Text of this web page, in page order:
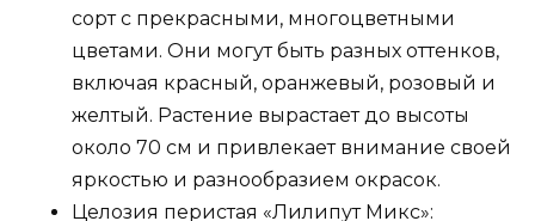
сорт с прекрасными, многоцветными
цветами. Они могут быть разных оттенков,
включая красный, оранжевый, розовый и
желтый. Растение вырастает до высоты
около 70 см и привлекает внимание своей
яркостью и разнообразием окрасок.
Целозия перистая «Лилипут Микс»: